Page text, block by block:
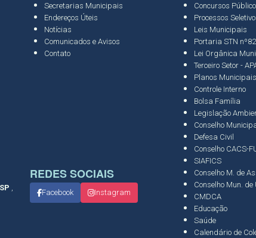
Secretarias Municipais
Endereços Úteis
Notícias
Comunicados e Avisos
Contato
,
Concursos
Processos
Leis Municipais
Portaria STN
Lei Orgânica
Terceiro Setor -
Planos Municipais
Controle Interno
Bolsa Família
Legislação
Conselho
Defesa Civil
Conselho CACS-
SIAFICS
Conselho M. de
Conselho Mun.
CMDCA
Educação
Saúde
Calendário de
REDES SOCIAIS
Facebook Instagram